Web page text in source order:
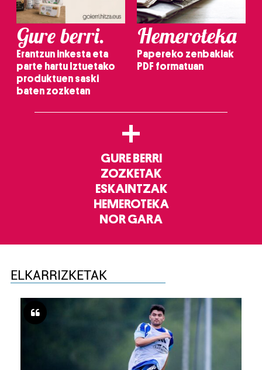
Gure berri.
Erantzun inkesta eta
parte hartu Iztuetako
produktuen saski
baten zozketan
Hemeroteka
Papereko zenbakiak
PDF formatuan
+
GURE BERRI
ZOZKETAK
ESKAINTZAK
HEMEROTEKA
NOR GARA
ELKARRIZKETAK